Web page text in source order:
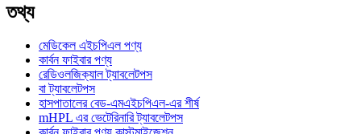
তথ্য
মেডিকেল এইচপিএল পণ্য
কার্বন ফাইবার পণ্য
রেডিওলজিক্যাল ট্যাবলেটপস
বা ট্যাবলেটপস
হাসপাতালের বেড-এমএইচপিএল-এর শীর্ষ
mHPL এর ভেটেরিনারি ট্যাবলেটপস